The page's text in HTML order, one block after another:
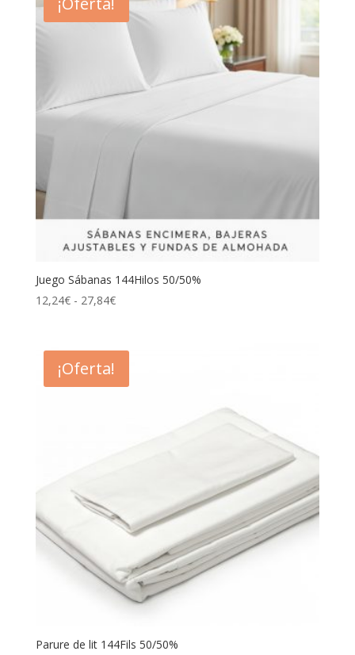
Juego Sábanas 144Hilos 50/50%
12,24€ - 27,84€Rango
desde
hasta
¡Oferta!
Parure de lit 144Fils 50/50%